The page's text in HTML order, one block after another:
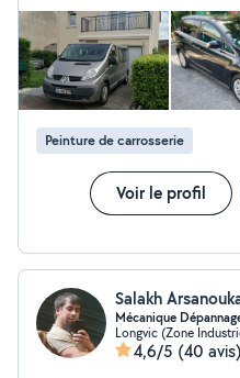
nous souhaitons vous
qualité prix dans ce
Peinture de carrosserie
Voir le profil
Salakh
Mécanique
Longvic (Zone
4,6/5 (40 avis)